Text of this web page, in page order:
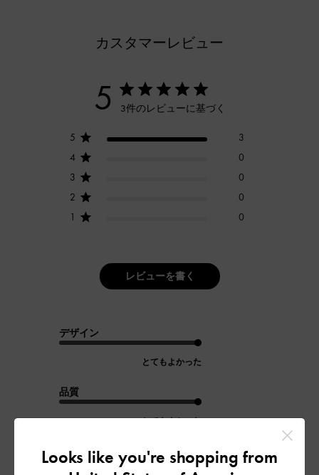
カスタマーレビュー
5 3件のレビューに基づく
5
3
4
0
3
0
2
0
1
0
レビューを書く
デザイン
とてもよかった
品質
とてもよかった
もっと見る
Looks like you're shopping from